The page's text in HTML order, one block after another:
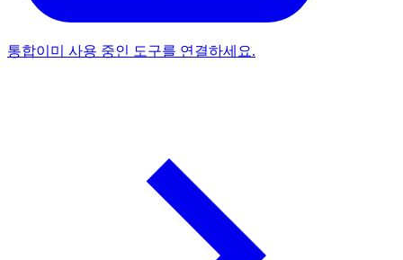
통합이미 사용 중인 도구를 연결하세요.